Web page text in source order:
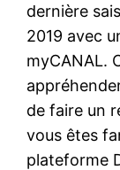
dernière
2019 avec
myCANAL.
de faire un
vous êtes
plateforme